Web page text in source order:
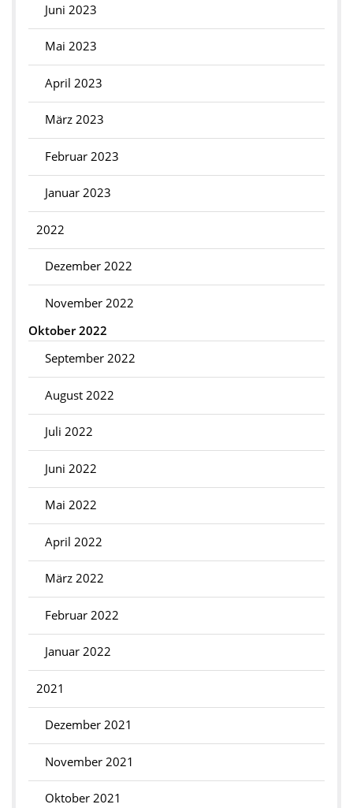
Juni 2023
Mai 2023
April 2023
März 2023
Februar 2023
Januar 2023
2022
Dezember 2022
November 2022
Oktober 2022
September 2022
August 2022
Juli 2022
Juni 2022
Mai 2022
April 2022
März 2022
Februar 2022
Januar 2022
2021
Dezember 2021
November 2021
Oktober 2021